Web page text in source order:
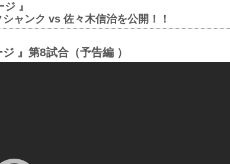
』
ャンク vs 佐々木信治を公開！！
』第8試合（予告編 ）